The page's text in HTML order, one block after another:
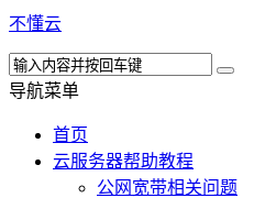
不懂云
导航菜单
首页
云服务器帮助教程
公网宽带相关问题